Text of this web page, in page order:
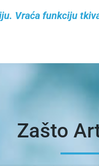
Vraća funkciju
Zašto